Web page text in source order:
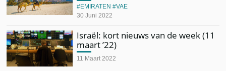
30 Juni 2022
EMIRATEN VAE
Israël: kort nieuws van de week (11
maart ’22)
11 Maart 2022